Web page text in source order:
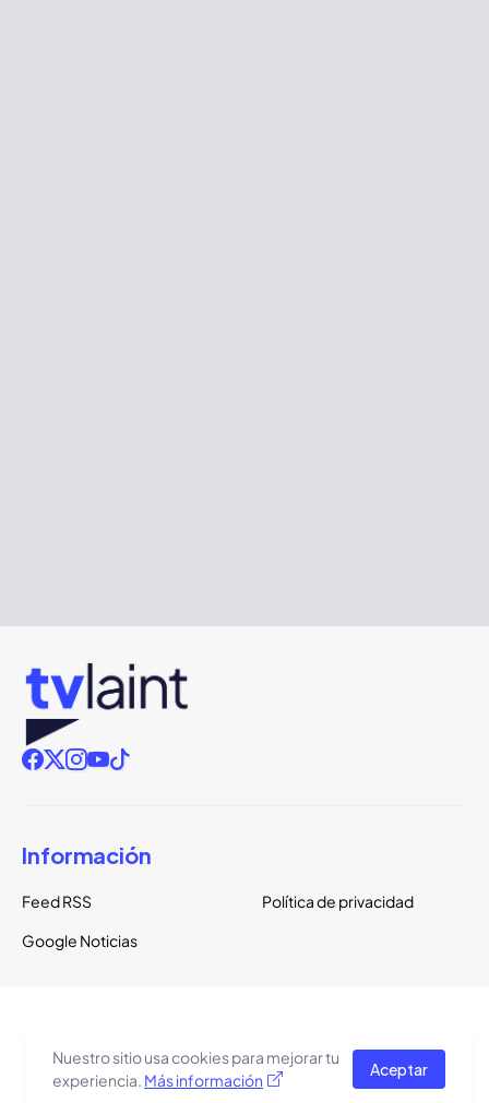
Información
Feed RSS
Política de privacidad
Google Noticias
Todos los derechos reservados.
El tema del sitio está basado en una plantilla de
Pro Blogger
Nuestro sitio usa cookies para mejorar tu
experiencia. Más información
Aceptar